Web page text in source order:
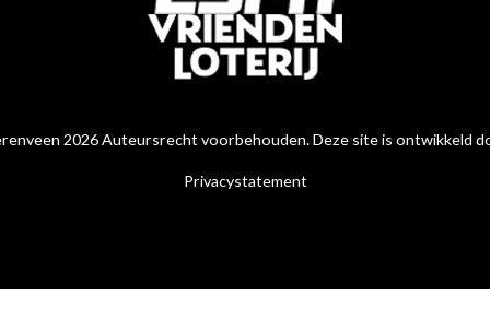
2026 Auteursrecht voorbehouden. Deze site is ontwikkeld
Privacystatement